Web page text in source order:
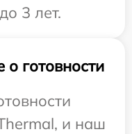
3 лет.
готовности
и наш